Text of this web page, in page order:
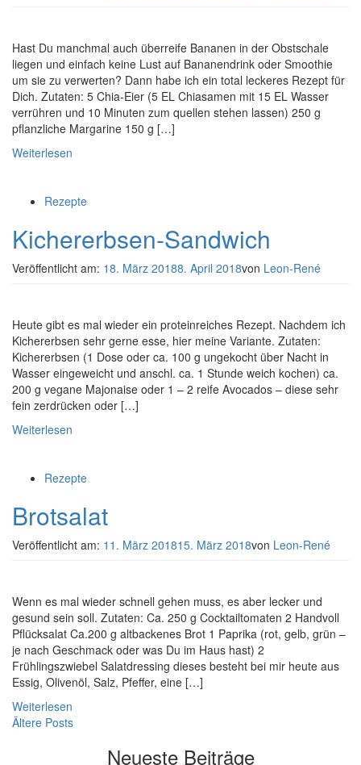
Hast Du manchmal auch überreife Bananen in der Obstschale
liegen und einfach keine Lust auf Bananendrink oder Smoothie
um sie zu verwerten? Dann habe ich ein total leckeres Rezept für
Dich. Zutaten: 5 Chia-Eier (5 EL Chiasamen mit 15 EL Wasser
verrühren und 10 Minuten zum quellen stehen lassen) 250 g
pflanzliche Margarine 150 g […]
Weiterlesen
Rezepte
Kichererbsen-Sandwich
Veröffentlicht am: 18. März 20188. April 2018von Leon-René
Heute gibt es mal wieder ein proteinreiches Rezept. Nachdem ich
Kichererbsen sehr gerne esse, hier meine Variante. Zutaten:
Kichererbsen (1 Dose oder ca. 100 g ungekocht über Nacht in
Wasser eingeweicht und anschl. ca. 1 Stunde weich kochen) ca.
200 g vegane Majonaise oder 1 – 2 reife Avocados – diese sehr
fein zerdrücken oder […]
Weiterlesen
Rezepte
Brotsalat
Veröffentlicht am: 11. März 201815. März 2018von Leon-René
Wenn es mal wieder schnell gehen muss, es aber lecker und
gesund sein soll. Zutaten: Ca. 250 g Cocktailtomaten 2 Handvoll
Pflücksalat Ca.200 g altbackenes Brot 1 Paprika (rot, gelb, grün –
je nach Geschmack oder was Du im Haus hast) 2
Frühlingszwiebel Salatdressing dieses besteht bei mir heute aus
Essig, Olivenöl, Salz, Pfeffer, eine […]
Weiterlesen
Beitragsnavigation
Ältere Posts
Neueste Beiträge